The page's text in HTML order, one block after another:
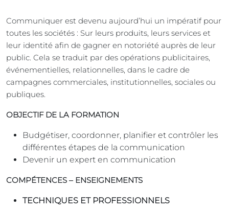
Communiquer est devenu aujourd’hui un impératif pour
toutes les sociétés : Sur leurs produits, leurs services et
leur identité afin de gagner en notoriété auprès de leur
public. Cela se traduit par des opérations publicitaires,
événementielles, relationnelles, dans le cadre de
campagnes commerciales, institutionnelles, sociales ou
publiques.
OBJECTIF DE LA FORMATION
Budgétiser, coordonner, planifier et contrôler les
différentes étapes de la communication
Devenir un expert en communication
COMPÉTENCES – ENSEIGNEMENTS
TECHNIQUES ET PROFESSIONNELS